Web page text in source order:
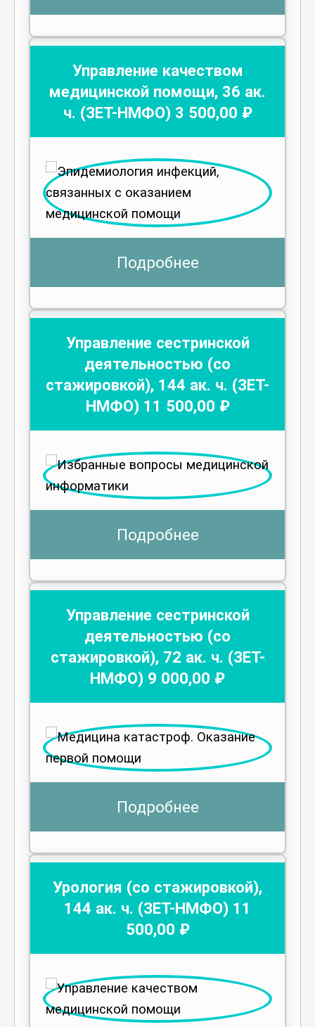
Управление качеством
медицинской помощи, 36 ак.
ч. (ЗЕТ-НМФО) 3 500,00 ₽
Подробнее
Управление сестринской
деятельностью (со
стажировкой), 144 ак. ч. (ЗЕТ-
НМФО) 11 500,00 ₽
Подробнее
Управление сестринской
деятельностью (со
стажировкой), 72 ак. ч. (ЗЕТ-
НМФО) 9 000,00 ₽
Подробнее
Урология (со стажировкой),
144 ак. ч. (ЗЕТ-НМФО) 11
500,00 ₽